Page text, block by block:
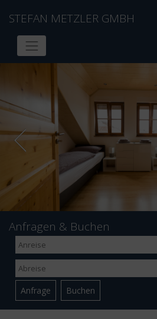
STEFAN METZLER GMBH
Anfragen & Buchen